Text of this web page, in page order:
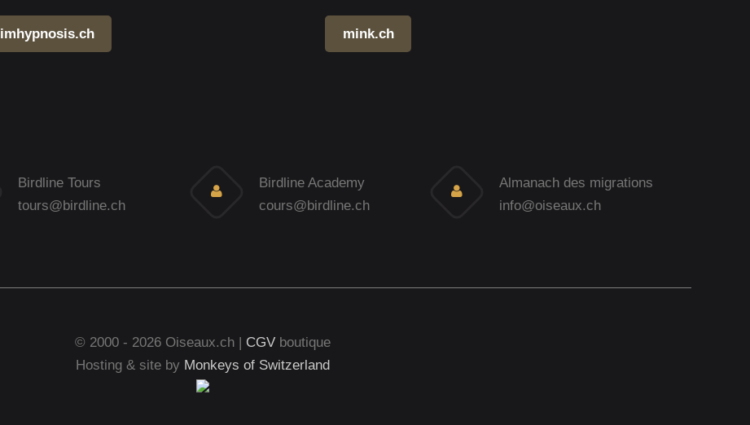
imhypnosis.ch mink.ch
Birdline Tours
tours@birdline.ch
Birdline Academy
cours@birdline.ch
Almanach des migrations
info@oiseaux.ch
© 2000 - 2026 Oiseaux.ch | CGV boutique
Hosting & site by Monkeys of Switzerland